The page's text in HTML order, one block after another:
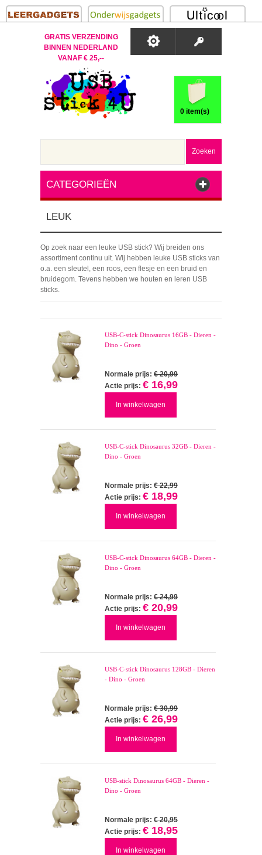
GRATIS VERZENDING
BINNEN NEDERLAND
VANAF € 25,--
0 item(s)
Zoeken
CATEGORIEËN
LEUK
Op zoek naar een leuke USB stick? Wij breiden ons
assortiment continu uit. Wij hebben leuke USB sticks van
o.a. een sleutel, een roos, een flesje en een bruid en
bruidegom. Tevens hebben we houten en leren USB
sticks.
USB-C-stick Dinosaurus 16GB - Dieren -
Dino - Groen
Normale prijs: € 20,99
Actie prijs: € 16,99
In winkelwagen
USB-C-stick Dinosaurus 32GB - Dieren -
Dino - Groen
Normale prijs: € 22,99
Actie prijs: € 18,99
In winkelwagen
USB-C-stick Dinosaurus 64GB - Dieren -
Dino - Groen
Normale prijs: € 24,99
Actie prijs: € 20,99
In winkelwagen
USB-C-stick Dinosaurus 128GB - Dieren
- Dino - Groen
Normale prijs: € 30,99
Actie prijs: € 26,99
In winkelwagen
USB-stick Dinosaurus 64GB - Dieren -
Dino - Groen
Normale prijs: € 20,95
Actie prijs: € 18,95
In winkelwagen